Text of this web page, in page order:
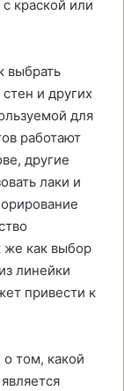
краской или
выбрать
и других
для
работают
другие
лаки и
же как выбор
линейки
привести к
том, какой